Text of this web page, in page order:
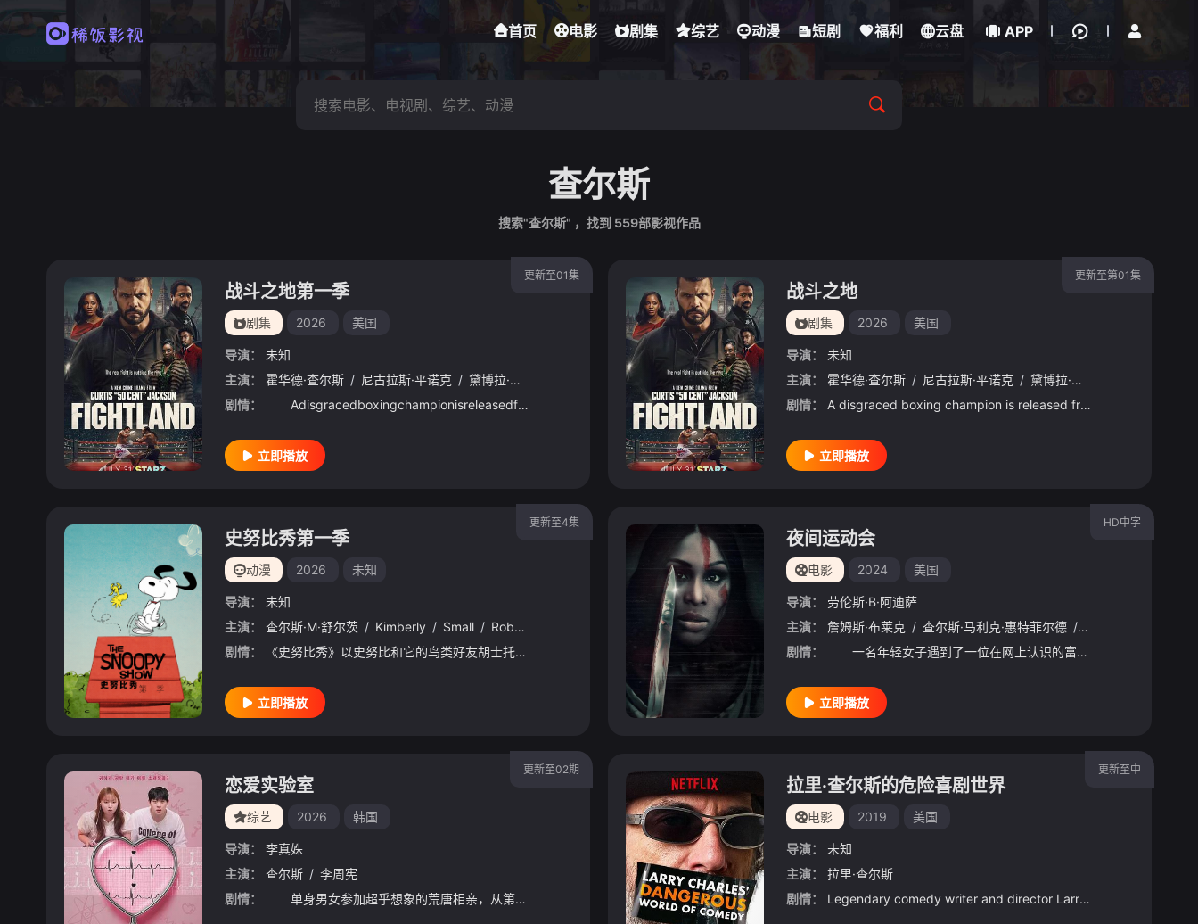
首页 电影 剧集 综艺 动漫 短剧 福利 云盘 APP
查尔斯
搜索"查尔斯" ，找到 559部影视作品
更新至01集
战斗之地第一季
剧集 2026 美国
导演：
未知
主演：
霍华德·查尔斯 / 尼古拉斯·平诺克 / 黛博拉·艾里德
剧情：
AdisgracedboxingchampionisreleasedfromprisonandreturnstoLondontotakerevengeonthecrimefamilythatbet
立即播放
更新至第01集
战斗之地
剧集 2026 美国
导演：
未知
主演：
霍华德·查尔斯 / 尼古拉斯·平诺克 / 黛博拉·艾里德
剧情：
A disgraced boxing champion is released from prison and returns to London to take revenge on the crime family that betrayed him.
立即播放
更新至4集
史努比秀第一季
动漫 2026 未知
导演：
未知
主演：
查尔斯·M·舒尔茨 / Kimberly / Small / Rob /
Walters
剧情：
《史努比秀》以史努比和它的鸟类好友胡士托为核心，围绕日常生活与天马行空的幻想展开。本季中，史努比频繁切换各种身份：它尝试撰写个人传记，讲述自己与胡士托友谊的起源；化身为魔术师表演把胡士托变没的戏法；还开设了与露西竞争的心理咨询摊位。经典桥段包括史努比为查理·布朗的万圣节服装出谋划策、在炎热夏日寻找避暑方法时与沙滩椅“大战”，以及和兄弟姐妹奥拉夫、安迪、史派克举办家庭宴会。
立即播放
HD中字
夜间运动会
电影 2024 美国
导演：
劳伦斯·B·阿迪萨
主演：
詹姆斯·布莱克 / 查尔斯·马利克·惠特菲尔德 / 凡妮莎·西蒙斯
剧情：
一名年轻女子遇到了一位在网上认识的富有男友。她很快发现自己陷入了一场致命的猫捉老鼠游戏，其中涉及一个名为Acorn的暗网组织。
立即播放
更新至02期
恋爱实验室
综艺 2026 韩国
导演：
李真姝
主演：
查尔斯 / 李周宪
剧情：
单身男女参加超乎想象的荒唐相亲，从第一次见面开始，脑停止的情况就接连不断。在如此异想天开的情境中，爱情真的能绽放吗？以16名参加者为对象，共进行4次实验，捕捉恋爱细胞的观察实验真人秀，参加者们将面
更新至中
拉里·查尔斯的危险喜剧世界
电影 2019 美国
导演：
未知
主演：
拉里·查尔斯
剧情：
Legendary comedy writer and director Larry Charles travels the world in search of humor in the mos